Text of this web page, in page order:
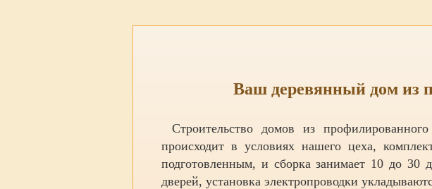
Ваш деревянный дом из
Строительство домов из
происходит в условиях нашего цеха,
подготовленным, и сборка занимает 10 до
дверей, установка электропроводки